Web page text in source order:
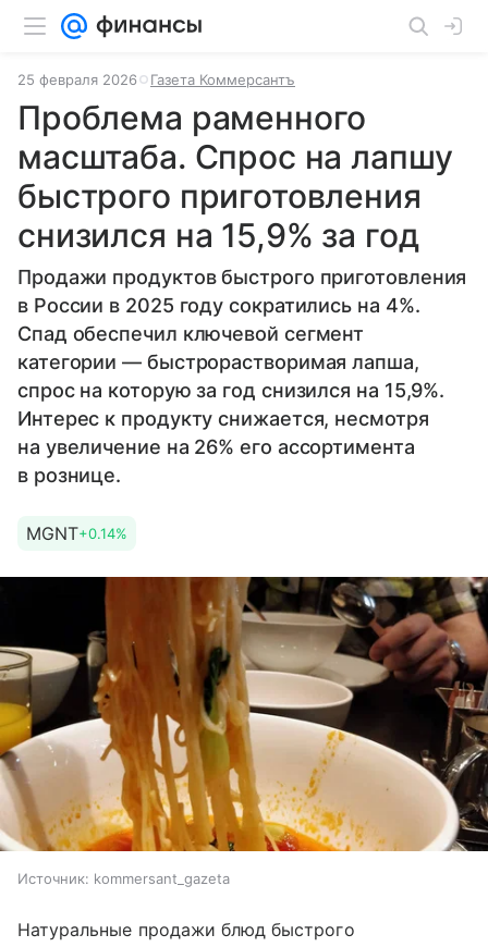
25 февраля 2026 Газета Коммерсантъ
Проблема раменного
масштаба. Спрос на лапшу
быстрого приготовления
снизился на 15,9% за год
Продажи продуктов быстрого приготовления
в России в 2025 году сократились на 4%.
Спад обеспечил ключевой сегмент
категории — быстрорастворимая лапша,
спрос на которую за год снизился на 15,9%.
Интерес к продукту снижается, несмотря
на увеличение на 26% его ассортимента
в рознице.
MGNT+0.14%
Источник: kommersant_gazeta
Натуральные продажи блюд быстрого